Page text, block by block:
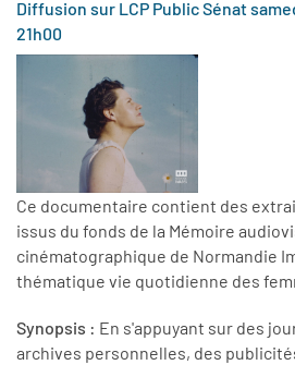
Diffusion sur LCP Public Sénat
21h00
Ce documentaire contient des
issus du fonds de la Mémoire
cinématographique de Normandie
thématique vie quotidienne des
Synopsis : En s'appuyant sur des
archives personnelles, des